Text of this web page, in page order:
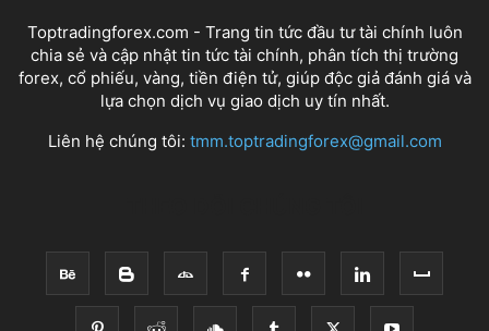
Toptradingforex.com - Trang tin tức đầu tư tài chính luôn
chia sẻ và cập nhật tin tức tài chính, phân tích thị trường
forex, cổ phiếu, vàng, tiền điện tử, giúp độc giả đánh giá và
lựa chọn dịch vụ giao dịch uy tín nhất.
Liên hệ chúng tôi: tmm.toptradingforex@gmail.com